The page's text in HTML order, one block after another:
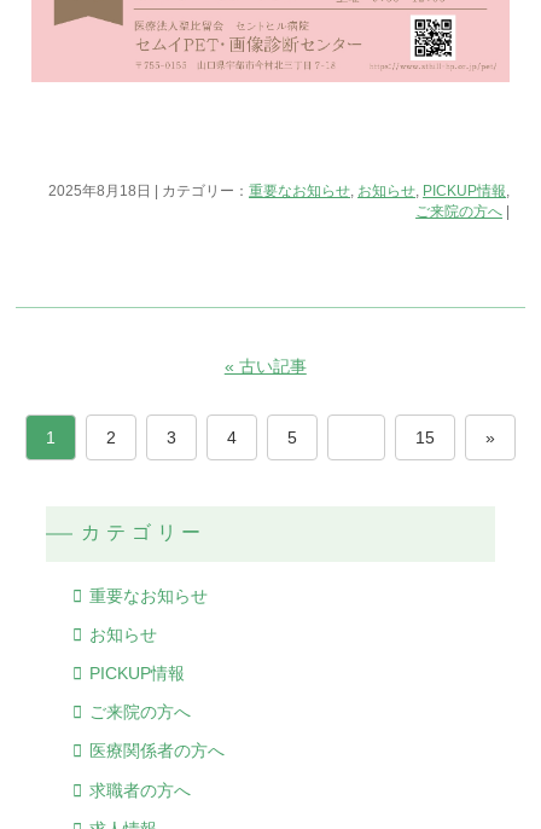
2025年8月18日 | カテゴリー：重要なお知らせ お知らせ PICKUP情報
ご来院の方へ |
« 古い記事
1 2 3 4 5 15 »
カテゴリー
重要なお知らせ
お知らせ
PICKUP情報
ご来院の方へ
医療関係者の方へ
求職者の方へ